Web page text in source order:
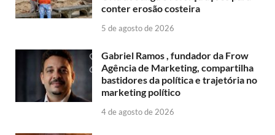
conter erosão costeira
5 de agosto de 2026
Gabriel Ramos , fundador da Frow
Agência de Marketing, compartilha
bastidores da política e trajetória no
marketing político
4 de agosto de 2026